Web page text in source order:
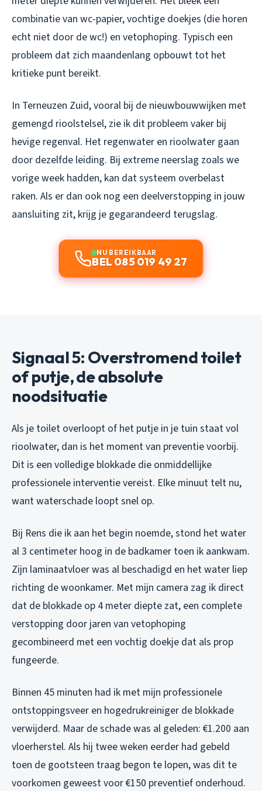
combinatie van wc-papier, vochtige doekjes (die horen
echt niet door de wc!) en vetophoping. Typisch een
probleem dat zich maandenlang opbouwt tot het
kritieke punt bereikt.
In Terneuzen Zuid, vooral bij de nieuwbouwwijken met
gemengd rioolstelsel, zie ik dit probleem vaker bij
hevige regenval. Het regenwater en rioolwater gaan
door dezelfde leiding. Bij extreme neerslag zoals we
vorige week hadden, kan dat systeem overbelast
raken. Als er dan ook nog een deelverstopping in jouw
aansluiting zit, krijg je gegarandeerd terugslag.
NU BEREIKBAAR
BEL 085 019 49 27
Signaal 5: Overstromend toilet
of putje, de absolute
noodsituatie
Als je toilet overloopt of het putje in je tuin staat vol
rioolwater, dan is het moment van preventie voorbij.
Dit is een volledige blokkade die onmiddellijke
professionele interventie vereist. Elke minuut telt nu,
want waterschade loopt snel op.
Bij Rens die ik aan het begin noemde, stond het water
al 3 centimeter hoog in de badkamer toen ik aankwam.
Zijn laminaatvloer was al beschadigd en het water liep
richting de woonkamer. Met mijn camera zag ik direct
dat de blokkade op 4 meter diepte zat, een complete
verstopping door jaren van vetophoping
gecombineerd met een vochtig doekje dat als prop
fungeerde.
Binnen 45 minuten had ik met mijn professionele
ontstoppingsveer en hogedrukreiniger de blokkade
verwijderd. Maar de schade was al geleden: €1.200 aan
vloerherstel. Als hij twee weken eerder had gebeld
toen de gootsteen traag begon te lopen, was dit te
voorkomen geweest voor €150 preventief onderhoud.